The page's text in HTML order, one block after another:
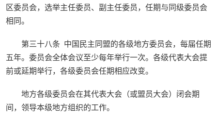
区委员会，选举主任委员、副主任委员，任期与同级委员会
相同。
第三十八条 中国民主同盟的各级地方委员会，每届任期
五年。委员会全体会议至少每年举行一次。各级代表大会提
前或延期举行，各级委员会任期相应改变。
地方各级委员会在其代表大会（或盟员大会）闭会期
间，领导本级地方组织的工作。